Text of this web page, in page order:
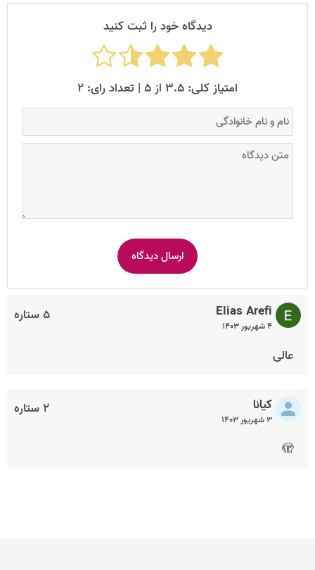
دیدگاه خود را ثبت کنید
امتیاز کلی: ۳.۵ از ۵ | تعداد رای: ۲
۵ ستاره Elias Arefi
۴ شهریور ۱۴۰۳
عالی
۲ ستاره کیانا
۳ شهریور ۱۴۰۳
🫣